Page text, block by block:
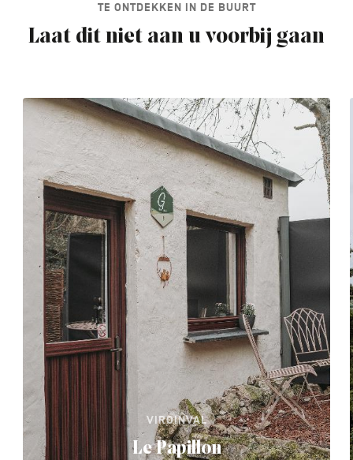
TE ONTDEKKEN IN DE BUURT
Laat dit niet aan u voorbij gaan
VIROINVAL
Le Papillon